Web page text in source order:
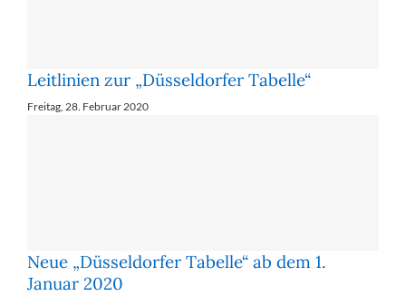
Leitlinien zur „Düsseldorfer Tabelle“
Freitag, 28. Februar 2020
Neue „Düsseldorfer Tabelle“ ab dem 1.
Januar 2020